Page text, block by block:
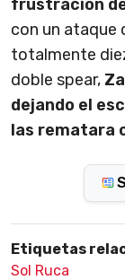
frustración
con un ataque
totalmente
doble spear,
dejando el
las rematara
Etiquetas
Sol Ruca